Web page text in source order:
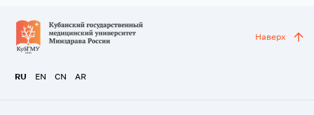
RU EN CN AR
Наверх